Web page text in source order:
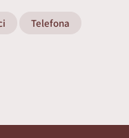
Telefona